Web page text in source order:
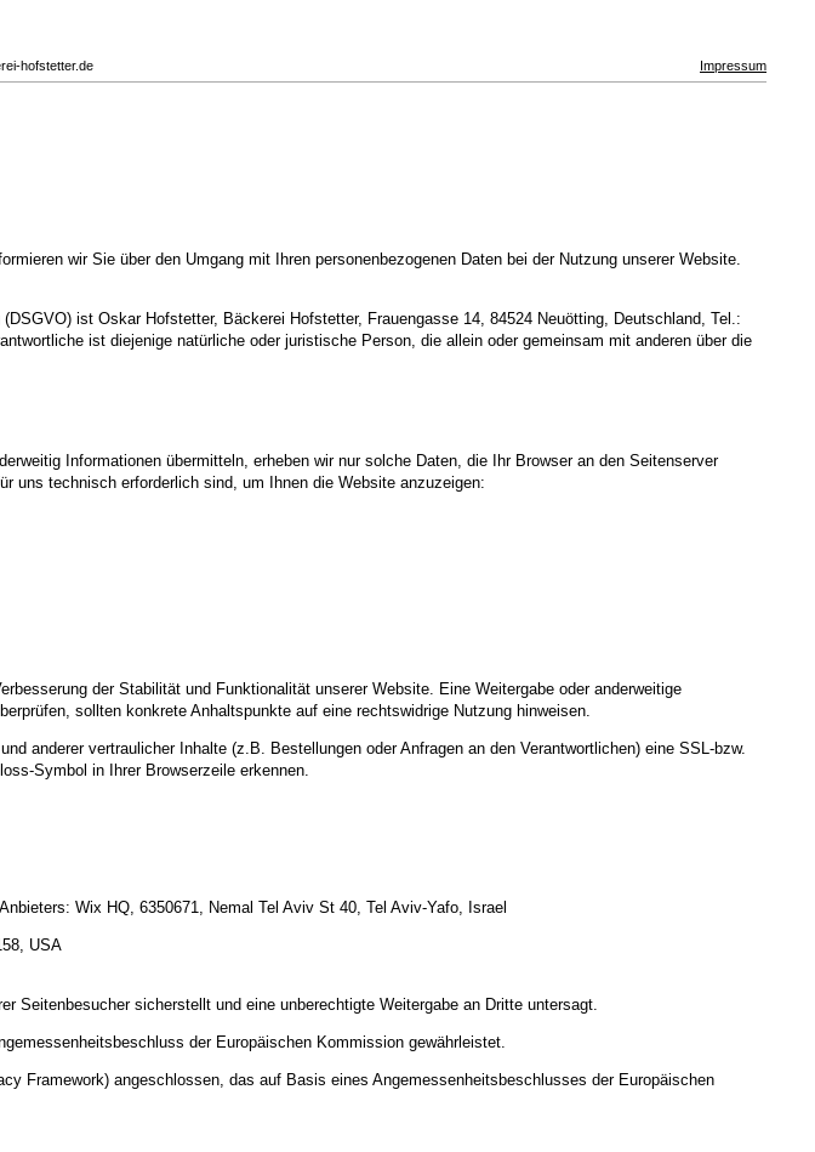
hofstetter.de Impressum
wir Sie über den Umgang mit Ihren personenbezogenen Daten bei der Nutzung unserer Website.
ist Oskar Hofstetter, Bäckerei Hofstetter, Frauengasse 14, 84524 Neuötting, Deutschland, Tel.:
ist diejenige natürliche oder juristische Person, die allein oder gemeinsam mit anderen über die
Informationen übermitteln, erheben wir nur solche Daten, die Ihr Browser an den Seitenserver
uns technisch erforderlich sind, um Ihnen die Website anzuzeigen:
der Stabilität und Funktionalität unserer Website. Eine Weitergabe oder anderweitige
sollten konkrete Anhaltspunkte auf eine rechtswidrige Nutzung hinweisen.
anderer vertraulicher Inhalte (z.B. Bestellungen oder Anfragen an den Verantwortlichen) eine SSL-bzw.
Symbol in Ihrer Browserzeile erkennen.
Wix HQ, 6350671, Nemal Tel Aviv St 40, Tel Aviv-Yafo, Israel
USA
Seitenbesucher sicherstellt und eine unberechtigte Weitergabe an Dritte untersagt.
der Europäischen Kommission gewährleistet.
Framework) angeschlossen, das auf Basis eines Angemessenheitsbeschlusses der Europäischen